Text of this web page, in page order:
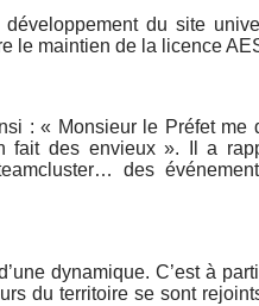
du site
le maintien de la licence
: « Monsieur le Préfet me
fait des envieux ». Il a
des
dynamique. C’est à
du territoire se sont